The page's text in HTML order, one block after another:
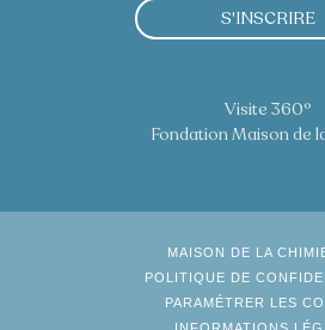
S'INSCRIRE
Visite 360°
Fondation Maison de
MAISON DE LA
POLITIQUE DE
PARAMÉTRER LES